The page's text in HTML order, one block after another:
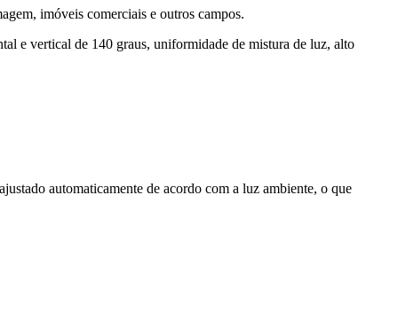
imóveis comerciais e outros campos.
e vertical de 140 graus, uniformidade de mistura de luz, alto
automaticamente de acordo com a luz ambiente, o que